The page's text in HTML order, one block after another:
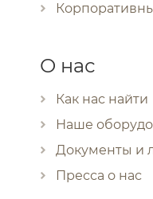
О нас
Как нас найти
Наше
Документы и
Пресса о нас